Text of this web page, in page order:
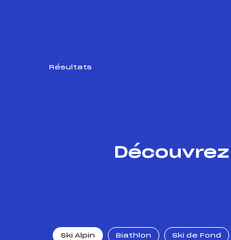
Résultats
Ski Alpin Biathlon Ski de Fond